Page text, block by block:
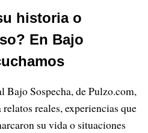
historia o
En Bajo
Bajo Sospecha, de Pulzo.com,
reales, experiencias que
su vida o situaciones